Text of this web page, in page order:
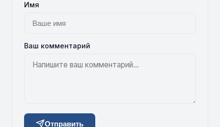
Имя
Ваш комментарий
Отправить